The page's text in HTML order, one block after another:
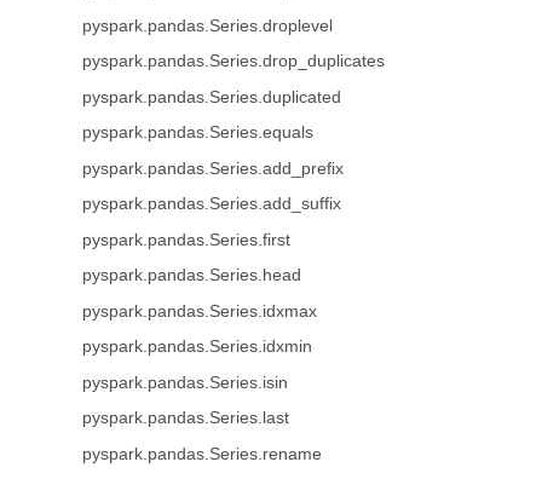
pyspark.pandas.Series.droplevel
pyspark.pandas.Series.drop_duplicates
pyspark.pandas.Series.duplicated
pyspark.pandas.Series.equals
pyspark.pandas.Series.add_prefix
pyspark.pandas.Series.add_suffix
pyspark.pandas.Series.first
pyspark.pandas.Series.head
pyspark.pandas.Series.idxmax
pyspark.pandas.Series.idxmin
pyspark.pandas.Series.isin
pyspark.pandas.Series.last
pyspark.pandas.Series.rename